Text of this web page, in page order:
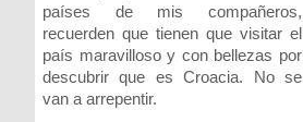
países de mis compañeros,
recuerden que tienen que visitar el
país maravilloso y con bellezas por
descubrir que es Croacia. No se
van a arrepentir.